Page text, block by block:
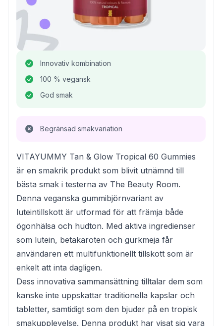
Innovativ kombination
100 % vegansk
God smak
Begränsad smakvariation
VITAYUMMY Tan & Glow Tropical 60 Gummies
är en smakrik produkt som blivit utnämnd till
bästa smak i testerna av The Beauty Room.
Denna veganska gummibjörnvariant av
luteintillskott är utformad för att främja både
ögonhälsa och hudton. Med aktiva ingredienser
som lutein, betakaroten och gurkmeja får
användaren ett multifunktionellt tillskott som är
enkelt att inta dagligen.
Dess innovativa sammansättning tilltalar dem som
kanske inte uppskattar traditionella kapslar och
tabletter, samtidigt som den bjuder på en tropisk
smakupplevelse. Denna produkt har visat sig vara